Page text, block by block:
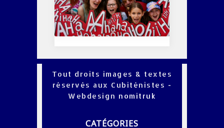
Tout droits images & textes
réservés aux Cubiténistes -
Webdesign nomitruk
CATÉGORIES